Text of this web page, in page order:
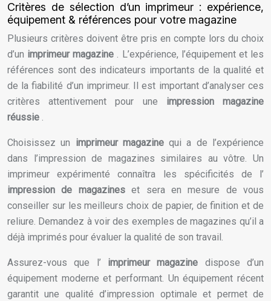
Critères de sélection d’un imprimeur : expérience,
équipement & références pour votre magazine
Plusieurs critères doivent être pris en compte lors du choix
d’un imprimeur magazine. L’expérience, l’équipement et les
références sont des indicateurs importants de la qualité et
de la fiabilité d’un imprimeur. Il est important d’analyser ces
critères attentivement pour une impression magazine
réussie .
Choisissez un imprimeur magazinequi a de l’expérience
dans l’impression de magazines similaires au vôtre. Un
imprimeur expérimenté connaîtra les spécificités de l’
impression de magazineset sera en mesure de vous
conseiller sur les meilleurs choix de papier, de finition et de
reliure. Demandez à voir des exemples de magazines qu’il a
déjà imprimés pour évaluer la qualité de son travail.
Assurez-vous que l’ imprimeur magazine dispose d’un
équipement moderne et performant. Un équipement récent
garantit une qualité d’impression optimale et permet de